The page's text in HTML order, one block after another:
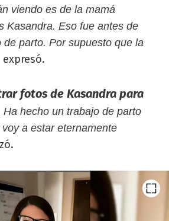
viendo es de la mamá
Kasandra. Eso fue antes de
de parto. Por supuesto que la
expresó.
fotos de Kasandra para
Ha hecho un trabajo de parto
a estar eternamente